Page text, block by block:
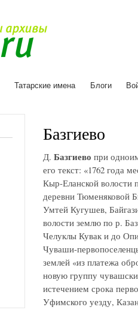
Татарские имена Блоги
Базгиево
Д. Базгиево при
его текст: «1762 года
Кыр-Еланской волости
деревни Тюменяковой
Умтей Кугушев,
волости землю по р.
Челуклы Кувак и до
Чуваши-
землей «из платежа
новую группу
истечением срока
Уфимского уезду,